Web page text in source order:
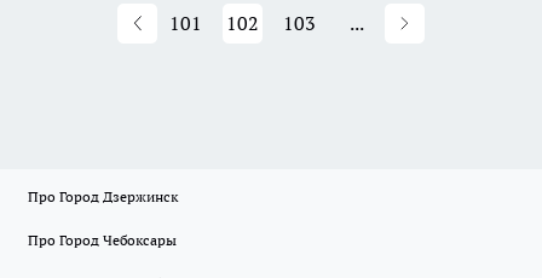
101 102 103 ...
Про Город Дзержинск
Про Город Чебоксары